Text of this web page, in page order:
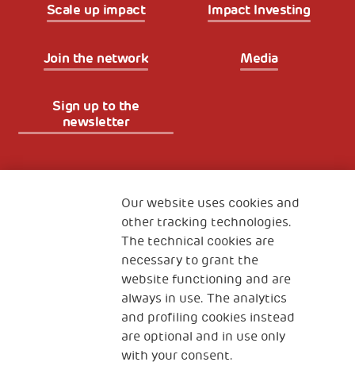
Scale up impact Impact Investing
Join the network Media
Sign up to the
newsletter
The Human Safety Net
CONTACT US
2, Piazza Duca degli Abruzzi 34132
Our website uses cookies and
other tracking technologies.
The technical cookies are
necessary to grant the
website functioning and are
always in use. The analytics
and profiling cookies instead
are optional and in use only
with your consent.